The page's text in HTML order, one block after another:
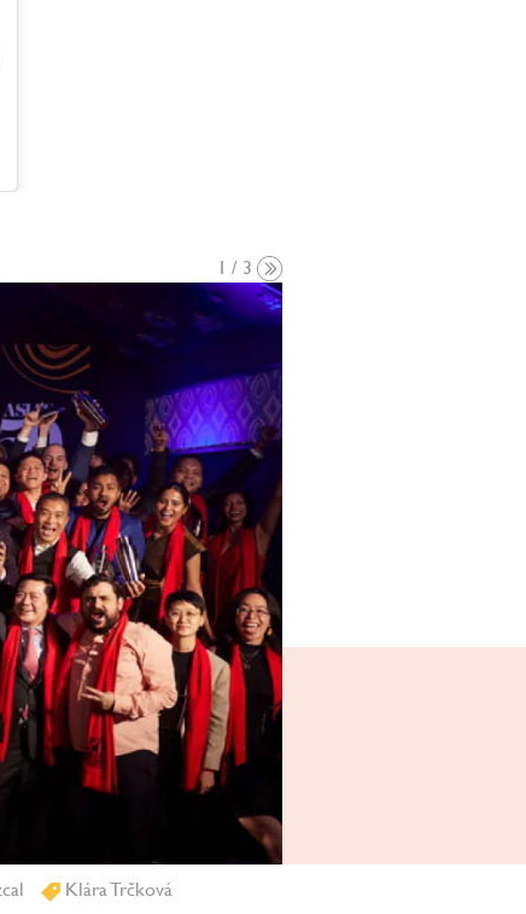
1 / 3
Klára Trčková